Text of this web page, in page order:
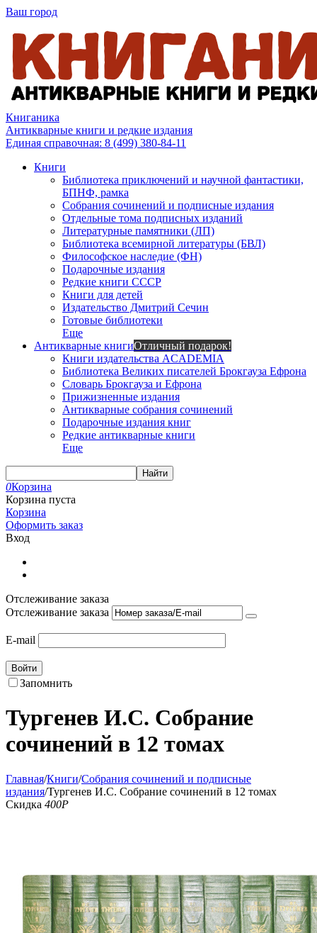
Ваш город
Книганика
Антикварные книги и редкие издания
Единая справочная: 8 (499) 380-84-11
Книги
Библиотека приключений и научной фантастики,
БПНФ, рамка
Собрания сочинений и подписные издания
Отдельные тома подписных изданий
Литературные памятники (ЛП)
Библиотека всемирной литературы (БВЛ)
Философское наследие (ФН)
Подарочные издания
Редкие книги СССР
Книги для детей
Издательство Дмитрий Сечин
Готовые библиотеки
Еще
Антикварные книгиОтличный подарок!
Книги издательства ACADEMIA
Библиотека Великих писателей Брокгауза Ефрона
Словарь Брокгауза и Ефрона
Прижизненные издания
Антикварные собрания сочинений
Подарочные издания книг
Редкие антикварные книги
Еще
Найти
0Корзина
Корзина пуста
Корзина
Оформить заказ
Вход
Отслеживание заказа
Отслеживание заказа
E-mail
Войти
Запомнить
Тургенев И.С. Собрание
сочинений в 12 томах
Главная/Книги/Собрания сочинений и подписные
издания/Тургенев И.С. Собрание сочинений в 12 томах
Скидка 400Р